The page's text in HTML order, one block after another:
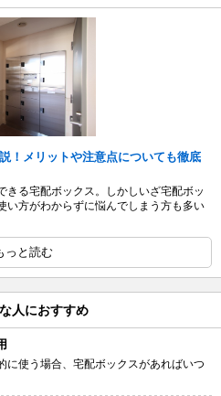
！メリットや注意点についても徹底
きる宅配ボックス。しかしいざ宅配ボッ
い方がわからずに悩んでしまう方も多い
っと読む
人におすすめ
に使う場合、宅配ボックスがあればいつ